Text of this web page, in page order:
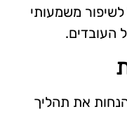
לשיפור משמעותי
העובדים.
את תהליך